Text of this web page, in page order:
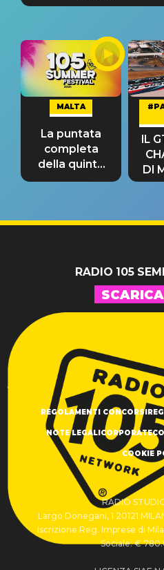
MALTA
La puntata
completa
della quinta
tappa
IL
DI
RADIO 105
REGOLAMENTI CONCORSI
NOTE LEGALI CORPORATE
COOKIE
RADIO
Largo Donegani, 1 20121
Iscrizione Reg. Imprese di
Sociale: €